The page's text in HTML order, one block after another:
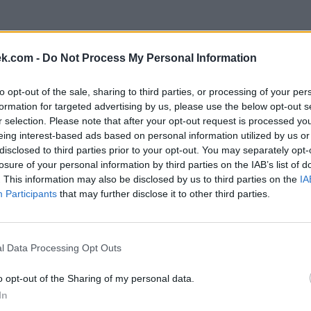
- Do Not Process My Personal Information
opt-out of the sale, sharing to third parties, or processing of your
for targeted advertising by us, please use the below opt-out
selection. Please note that after your opt-out request is processed
interest-based ads based on personal information utilized by us
to third parties prior to your opt-out. You may separately
of your personal information by third parties on the IAB’s list of
This information may also be disclosed by us to third parties on the
Participants that may further disclose it to other third parties.
Data Processing Opt Outs
opt-out of the Sharing of my personal data.
ale doporučujeme použít vyhledávání podle písmen.